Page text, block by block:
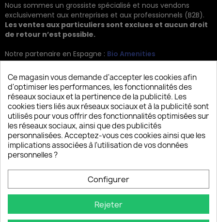
Nous sommes un grossiste spécialisé et nous vendons
exclusivement aux entreprises et aux professionnels (B2B).
Les ventes aux particuliers sont exclues et aucun droit
de retour n’est possible.
Notre partenaire en Espagne : Bio Amenities
Kontakt
JRG Trading GmbH
Zietenstr. 9
12244 Berlin
Tel: +49 (0)30 2357 3470
info@top-amenities.com
Ce magasin vous demande d'accepter les cookies afin
d'optimiser les performances, les fonctionnalités des
réseaux sociaux et la pertinence de la publicité. Les
cookies tiers liés aux réseaux sociaux et à la publicité sont
utilisés pour vous offrir des fonctionnalités optimisées sur
les réseaux sociaux, ainsi que des publicités
personnalisées. Acceptez-vous ces cookies ainsi que les
implications associées à l'utilisation de vos données
personnelles ?
Configurer
Rejeter